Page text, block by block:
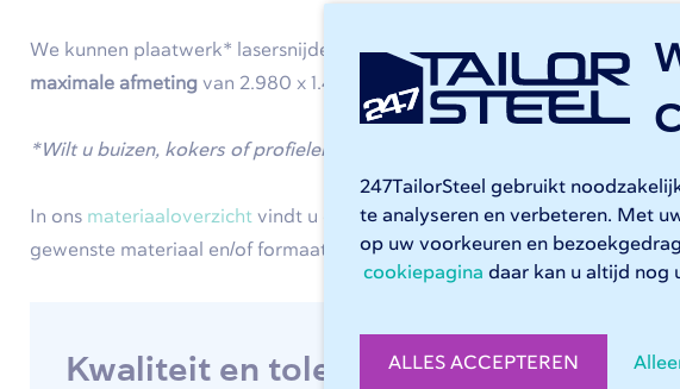
247TailorSteel gebruikt
te analyseren en verbeteren. Met
op uw voorkeuren en
cookiepagina daar kan u altijd nog
ALLES ACCEPTEREN
We kunnen plaatwerk* lasersnijden met eenminimale diktevan 0,5 mm
maximale afmeting van 2.980 x 1.480 mm. De diktes en afmetingen
*Wilt u buizen, kokers of profielen op maat laten lasersnijden? Dan vindt
In ons materiaaloverzichtvindt u een volledig overzicht van onze
gewenste materiaal en/of formaat niet op deze pagina? Neem dan
Kwaliteit en toleranties